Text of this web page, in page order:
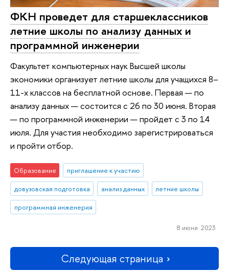
ФКН проведет для старшеклассников
летние школы по анализу данных и
программной инженерии
Факультет компьютерных наук Высшей школы
экономики организует летние школы для учащихся 8–
11-х классов на бесплатной основе. Первая — по
анализу данных — состоится с 26 по 30 июня. Вторая
— по программной инженерии — пройдет с 3 по 14
июля. Для участия необходимо зарегистрироваться
и пройти отбор.
Образование
приглашение к участию
довузовская подготовка
анализ данных
летние школы
программная инженерия
8 июня 2023
Следующая страница